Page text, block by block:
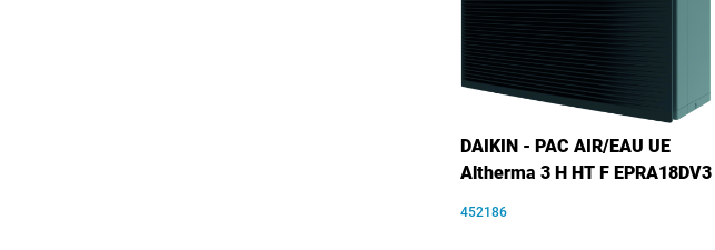
DAIKIN - PAC AIR/EAU UE
Altherma 3 H HT F EPRA18DV3
452186